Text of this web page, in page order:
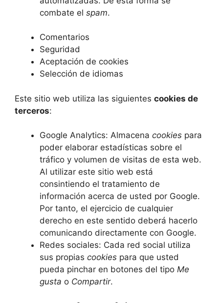
combate el spam.
Comentarios
Seguridad
Aceptación de cookies
Selección de idiomas
Este sitio web utiliza las siguientes cookies de
terceros:
Google Analytics: Almacena cookies para
poder elaborar estadísticas sobre el
tráfico y volumen de visitas de esta web.
Al utilizar este sitio web está
consintiendo el tratamiento de
información acerca de usted por Google.
Por tanto, el ejercicio de cualquier
derecho en este sentido deberá hacerlo
comunicando directamente con Google.
Redes sociales: Cada red social utiliza
sus propias cookies para que usted
pueda pinchar en botones del tipo Me
gusta o Compartir.